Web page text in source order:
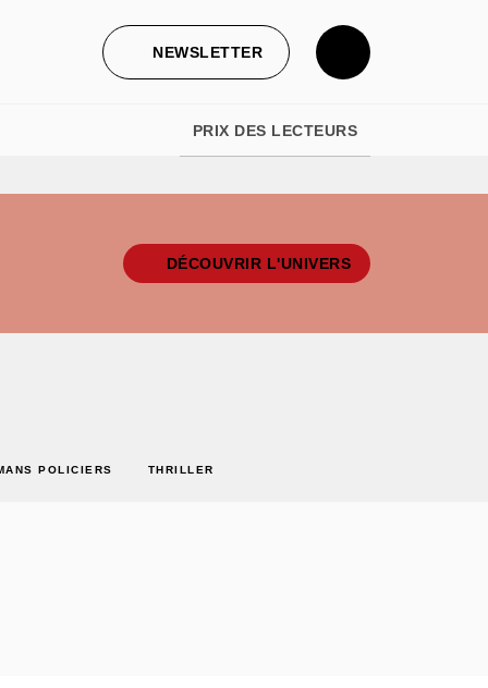
NEWSLETTER
PRIX DES LECTEURS
DÉCOUVRIR L'UNIVERS
POLICIERS THRILLER